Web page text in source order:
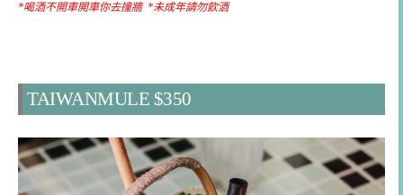
*喝酒不開車開車你去撞牆 *未成年請勿飲酒
TAIWANMULE $350